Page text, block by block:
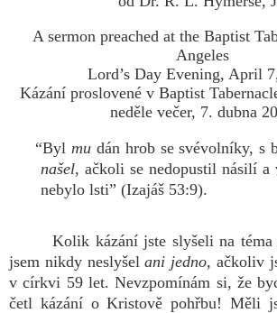
A sermon preached at the Baptist
Angeles
Lord’s Day Evening, April
Kázání proslovené v Baptist
neděle večer, 7. dubna
“Bylmu dán hrob se svévolníky, s
našel, ačkoli se nedopustil násilí a
nebylo lsti” (Izajáš 53:9).
Kolik kázání jste slyšeli na téma
jsem nikdy neslyšelani jedno, ačkoliv
v církvi 59 let. Nevzpomínám si, že
četl kázání o Kristově pohřbu! Měli